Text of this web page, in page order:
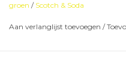
groen / Scotch & Soda
Aan verlanglijst toevoegen /